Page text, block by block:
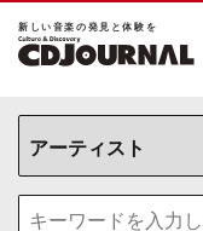
新しい⾳楽の発⾒と体験を